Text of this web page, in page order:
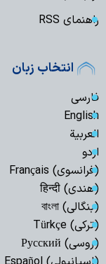
راهنمای RSS
انتخاب زبان
فارسی
English
العربیة
اردو
(فرانسوی) Français
(هندی) हिन्दी
(بنگالی) বাংলা
(ترکی) Türkçe
(روسی) Русский